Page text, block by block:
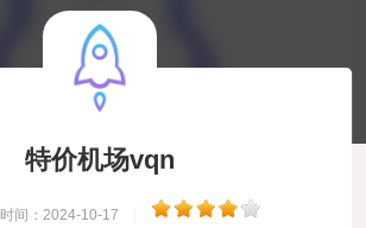
特价机场vqn
时间：2024-10-17